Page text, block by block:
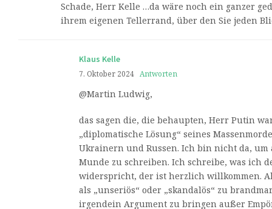
Schade, Herr Kelle …da wäre noch ein ganzer
ihrem eigenen Tellerrand, über den Sie jeden
Klaus Kelle
7. Oktober 2024 Antworten
@Martin Ludwig,
das sagen die, die behaupten, Herr Putin
„diplomatische Lösung“ seines
Ukrainern und Russen. Ich bin nicht da, um
Munde zu schreiben. Ich schreibe, was ich
widerspricht, der ist herzlich willkommen.
als „unseriös“ oder „skandalös“ zu
irgendein Argument zu bringen außer